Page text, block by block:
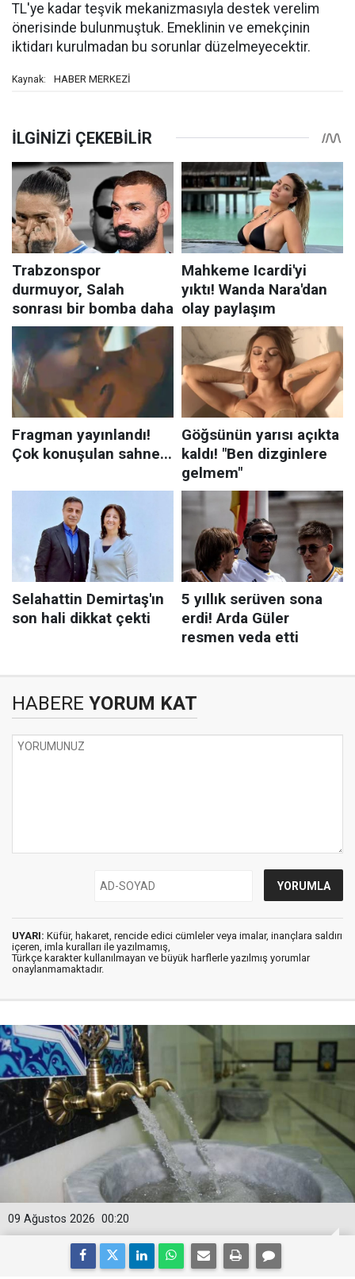
TL'ye kadar teşvik mekanizmasıyla destek verelim
önerisinde bulunmuştuk. Emeklinin ve emekçinin
iktidarı kurulmadan bu sorunlar düzelmeyecektir.
Kaynak: HABER MERKEZİ
HABERE YORUM KAT
UYARI: Küfür, hakaret, rencide edici cümleler veya imalar, inançlara saldırı
içeren, imla kuralları ile yazılmamış,
Türkçe karakter kullanılmayan ve büyük harflerle yazılmış yorumlar
onaylanmamaktadır.
00:20
09 Ağustos 2026